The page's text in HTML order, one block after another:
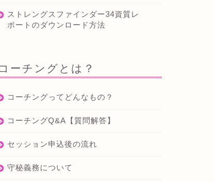
ストレングスファインダー34資質レ
ポートのダウンロード方法
コーチングとは？
コーチングってどんなもの？
コーチングQ&A【質問解答】
セッション申込後の流れ
守秘義務について